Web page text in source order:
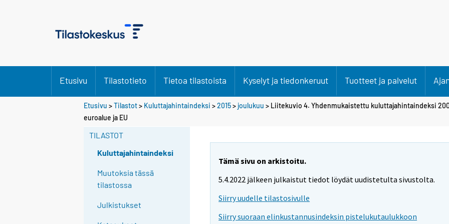
Etusivu Tilastotieto Tietoa tilastoista Kyselyt ja tiedonkeruut Tuotteet ja palvelut
Etusivu >Tilastot> Kuluttajahintaindeksi >2015> joulukuu > Liitekuvio 4. Yhdenmukaistettu kuluttajahintaindeksi
euroalue ja EU
TILASTOT
Kuluttajahintaindeksi
Muutoksia tässä
tilastossa
Julkistukset
Tämä sivu on arkistoitu.
5.4.2022 jälkeen julkaistut tiedot löydät uudistetulta sivustolta.
Siirry uudelle tilastosivulle
Siirry suoraan elinkustannusindeksin pistelukutaulukkoon